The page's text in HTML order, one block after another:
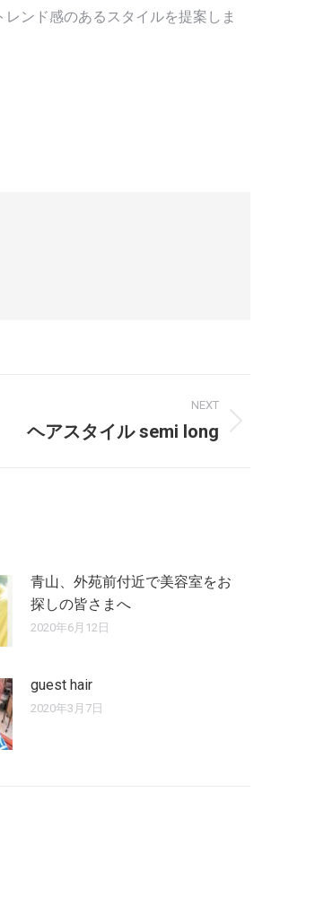
ンド感のあるスタイルを提案しま
NEXT
ヘアスタイル semi long
青山、外苑前付近で美容室をお
探しの皆さまへ
2020年6月12日
guest hair
2020年3月7日